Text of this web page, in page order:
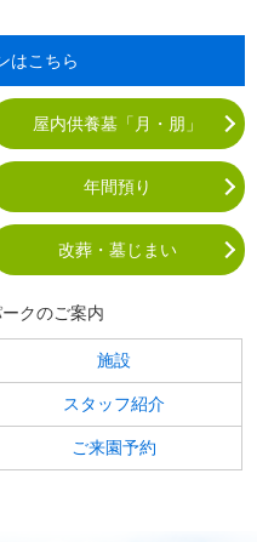
はこちら
屋内供養墓「月・朋」
年間預り
改葬・墓じまい
クのご案内
施設
スタッフ紹介
ご来園予約